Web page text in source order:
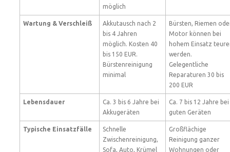
möglich
Wartung & Verschleiß
Akkutausch nach 2
bis 4 Jahren
möglich. Kosten 40
bis 150 EUR.
Bürstenreinigung
minimal
Bürsten, Riemen
Motor können bei
hohem Einsatz
werden.
Gelegentliche
Reparaturen 30 bis
200 EUR
Lebensdauer
Ca. 3 bis 6 Jahre bei
Akkugeräten
Ca. 7 bis 12 Jahre bei
guten Geräten
Typische Einsatzfälle
Schnelle
Zwischenreinigung,
Sofa, Auto, Krümel
Großflächige
Reinigung ganzer
Wohnungen oder